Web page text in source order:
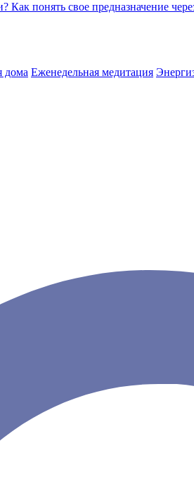
понять свое предназначение
дома Еженедельная медитация